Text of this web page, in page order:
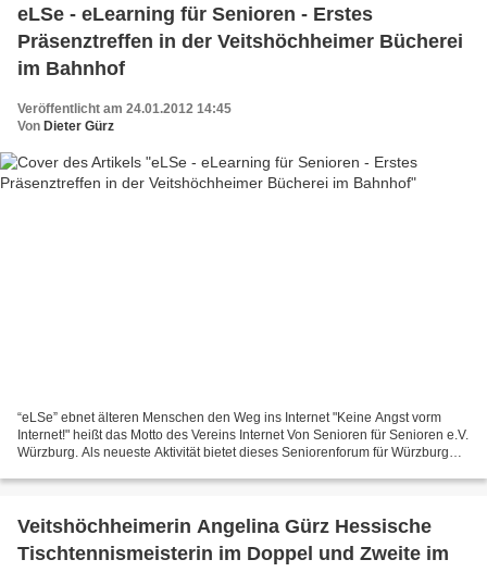
eLSe - eLearning für Senioren - Erstes
Präsenztreffen in der Veitshöchheimer Bücherei
im Bahnhof
Veröffentlicht am 24.01.2012 14:45
Von Dieter Gürz
“eLSe” ebnet älteren Menschen den Weg ins Internet "Keine Angst vorm
Internet!" heißt das Motto des Vereins Internet Von Senioren für Senioren e.V.
Würzburg. Als neueste Aktivität bietet dieses Seniorenforum für Würzburg
Veitshöchheimerin Angelina Gürz Hessische
Tischtennismeisterin im Doppel und Zweite im